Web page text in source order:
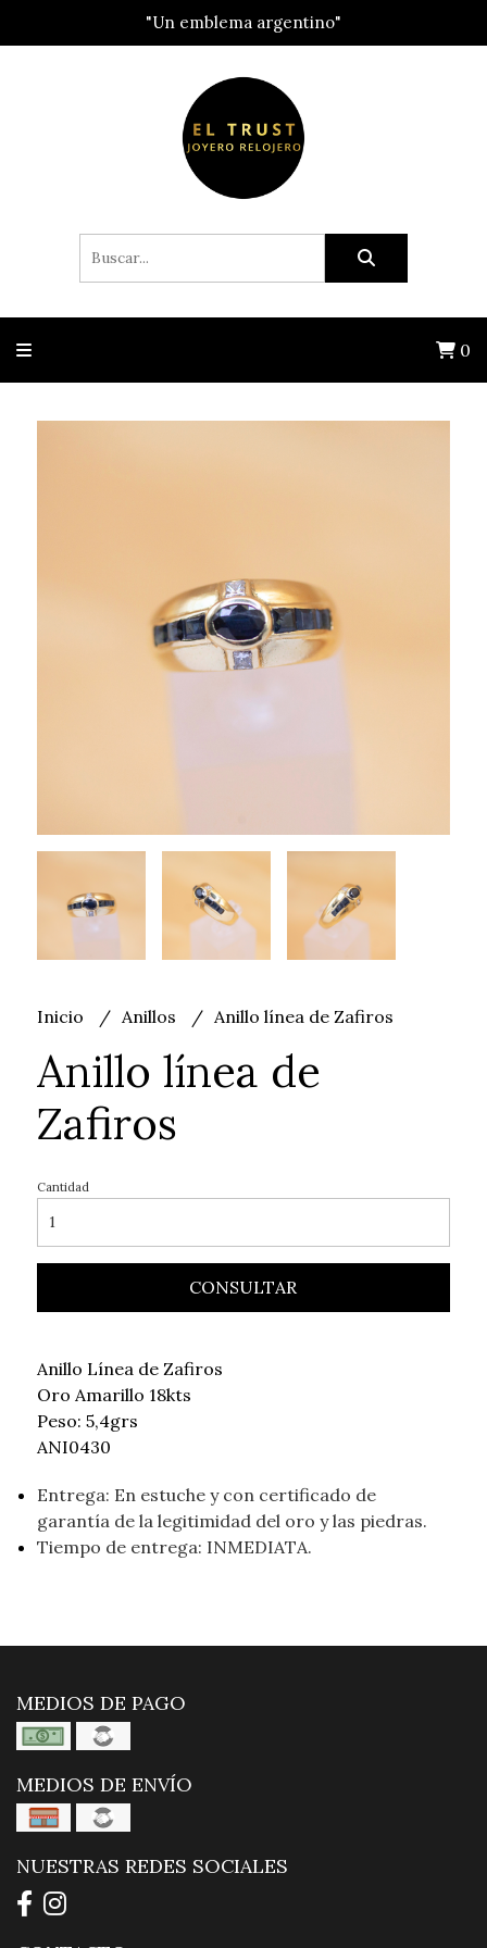
"Un emblema argentino"
0
Inicio Anillos Anillo línea de Zafiros
Anillo línea de
Zafiros
Cantidad
CONSULTAR
Anillo Línea de Zafiros
Oro Amarillo 18kts
Peso: 5,4grs
ANI0430
Entrega: En estuche y con certificado de
garantía de la legitimidad del oro y las piedras.
Tiempo de entrega: INMEDIATA.
MEDIOS DE PAGO
MEDIOS DE ENVÍO
NUESTRAS REDES SOCIALES